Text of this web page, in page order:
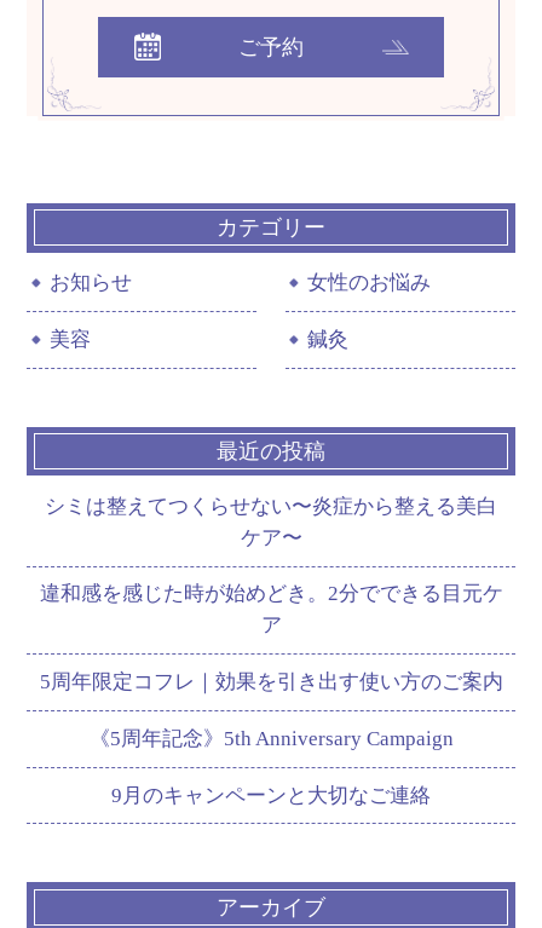
ご予約
カテゴリー
お知らせ 女性のお悩み
美容 鍼灸
最近の投稿
シミは整えてつくらせない〜炎症から整える美白
ケア〜
違和感を感じた時が始めどき。2分でできる目元ケ
ア
5周年限定コフレ｜効果を引き出す使い方のご案内
《5周年記念》5th Anniversary Campaign
9月のキャンペーンと大切なご連絡
アーカイブ